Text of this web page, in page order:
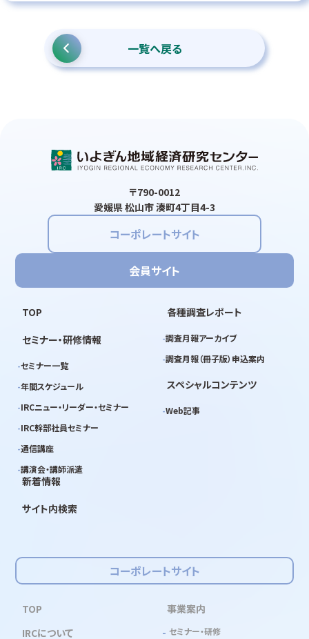
一覧へ戻る
〒790-0012
愛媛県 松山市 湊町4丁目4-3
コーポレートサイト
会員サイト
TOP
セミナー・研修情報
セミナー一覧
年間スケジュール
IRCニュー・リーダー・セミナー
IRC幹部社員セミナー
通信講座
講演会・講師派遣
各種調査レポート
調査月報アーカイブ
調査月報（冊子版）申込案内
スペシャルコンテンツ
Web記事
新着情報
サイト内検索
コーポレートサイト
TOP
IRCについて
事業案内
セミナー・研修